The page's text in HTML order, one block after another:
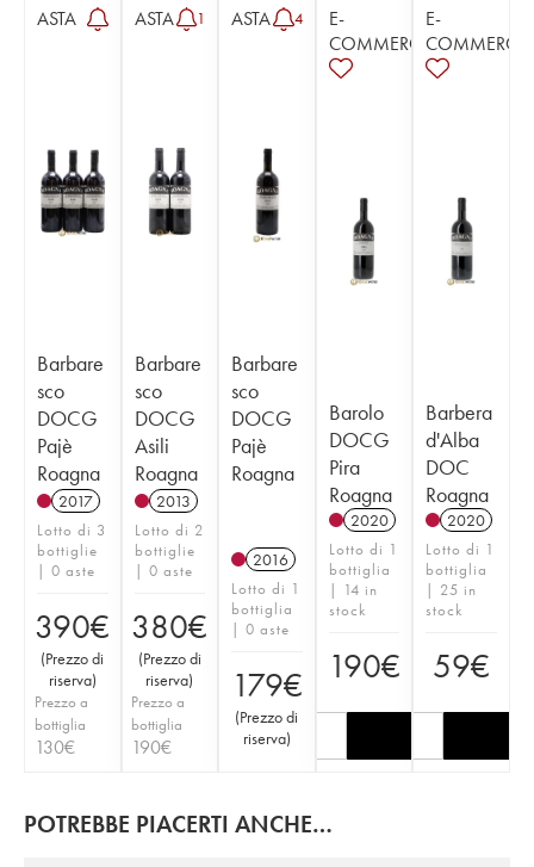
ASTA
Barbare
sco
DOCG
Pajè
Roagna
2017
Lotto di 3
bottiglie
| 0 aste
390€
(Prezzo di
riserva)
Prezzo a
bottiglia
130€
ASTA 1
Barbare
sco
DOCG
Asili
Roagna
2013
Lotto di 2
bottiglie
| 0 aste
380€
(Prezzo di
riserva)
Prezzo a
bottiglia
190€
ASTA 4
Barbare
sco
DOCG
Pajè
Roagna
2016
Lotto di 1
bottiglia
| 0 aste
179€
(Prezzo di
riserva)
E-
COMMERCE
Barolo
DOCG
Pira
Roagna
2020
Lotto di 1
bottiglia
| 14 in
stock
190€
E-
COMMERCE
Barbera
d'Alba
DOC
Roagna
2020
Lotto di 1
bottiglia
| 25 in
stock
59€
POTREBBE PIACERTI ANCHE…